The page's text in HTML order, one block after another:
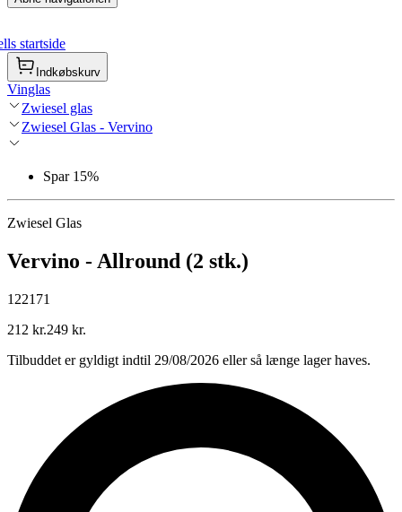
startside
Indkøbskurv
Vinglas
Zwiesel glas
Zwiesel Glas - Vervino
Spar 15%
Zwiesel Glas
Vervino - Allround (2 stk.)
122171
212 kr.249 kr.
Tilbuddet er gyldigt indtil 29/08/2026 eller så længe lager haves.